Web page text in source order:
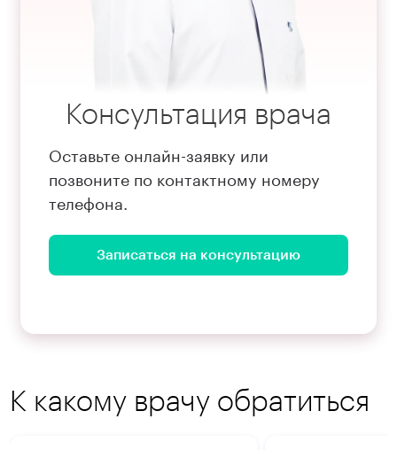
Консультация врача
Оставьте онлайн-заявку или
позвоните по контактному номеру
телефона.
Записаться на консультацию
К какому врачу обратиться